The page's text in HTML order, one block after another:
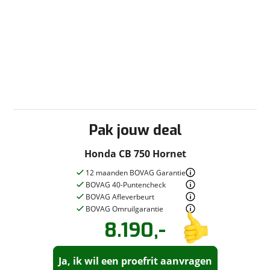
Pak jouw deal
Honda CB 750 Hornet
12 maanden BOVAG Garantie
BOVAG 40-Puntencheck
BOVAG Afleverbeurt
BOVAG Omruilgarantie
8.190,-
Ja, ik wil een proefrit aanvragen
Vraag een proefrit
aan!
Stel eenvraag!
Selling MotorBikes neemt snel